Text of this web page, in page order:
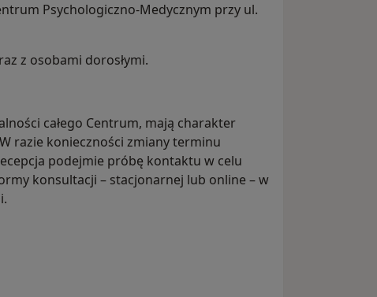
Psychologiczno-Medycznym przy ul.
z osobami dorosłymi.
całego Centrum, mają charakter
razie konieczności zmiany terminu
podejmie próbę kontaktu w celu
konsultacji – stacjonarnej lub online – w